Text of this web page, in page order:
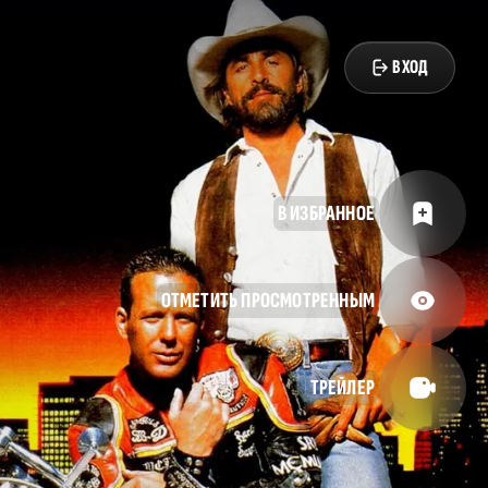
ВХОД
В ИЗБРАННОЕ
ОТМЕТИТЬ ПРОСМОТРЕННЫМ
ТРЕЙЛЕР